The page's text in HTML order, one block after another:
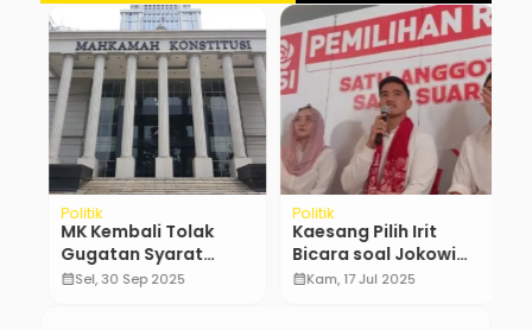
Politik
MK Kembali Tolak
Gugatan Syarat
Pendidikan Capres,
calendar_monthSel, 30 Sep 2025
Politik
Kaesang Pilih Irit
Bicara soal Jokowi
Jadi Dewan Pembina
calendar_monthKam, 17 Jul 2025